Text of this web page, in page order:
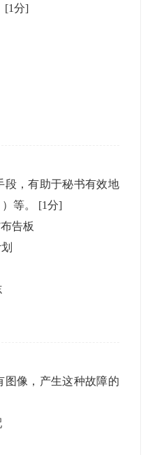
[1分]
段，有助于秘书有效地
等。 [1分]
告板
图像，产生这种故障的